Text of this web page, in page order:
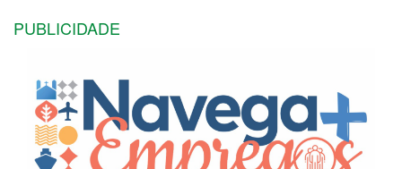
PUBLICIDADE